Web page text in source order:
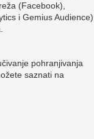
(Facebook),
i Gemius Audience)
pohranjivanja
saznati na